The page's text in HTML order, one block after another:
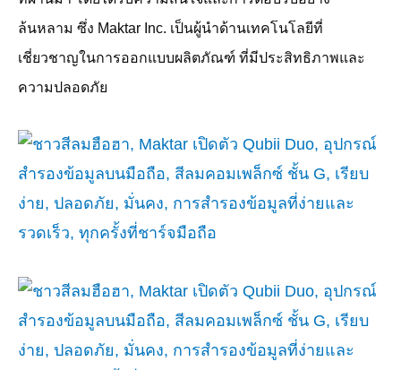
ล้นหลาม ซึ่ง Maktar Inc. เป็นผู้นำด้านเทคโนโลยีที่
เชี่ยวชาญในการออกแบบผลิตภัณฑ์ ที่มีประสิทธิภาพและ
ความปลอดภัย